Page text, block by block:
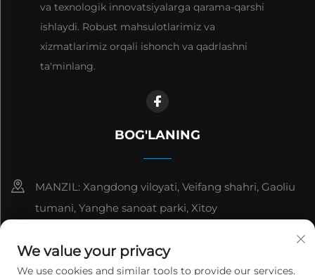
va texnologik innovatsiyalarga qarama-qarshi
ishlaydi. Robust mahsulotlarimiz va
xizmatlarimiz orqali ishonch va qadrlashni
ta'minlang.
BOG'LANING
MANZIL: Xangdong viloyati, Veifang shahri, Gaoliu
tumani, Yanghe sanoat parki, Xitoy
[email protected]
We value your privacy
We use cookies and similar tools to provide our services.